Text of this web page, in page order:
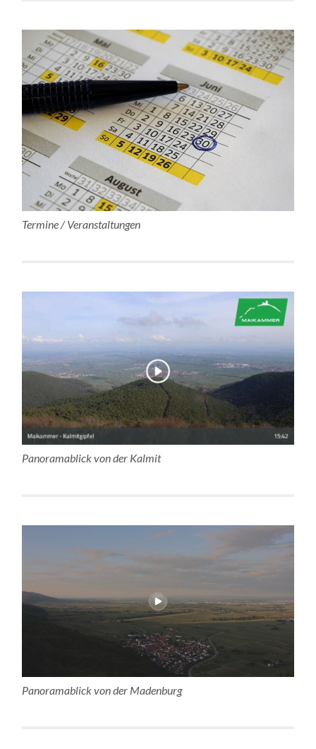
Termine / Veranstaltungen
Panoramablick von der Kalmit
Panoramablick von der Madenburg